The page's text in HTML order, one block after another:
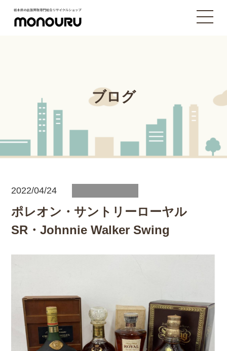
ブログ
2022/04/24
ポレオン・サントリーローヤル
SR・Johnnie Walker Swing